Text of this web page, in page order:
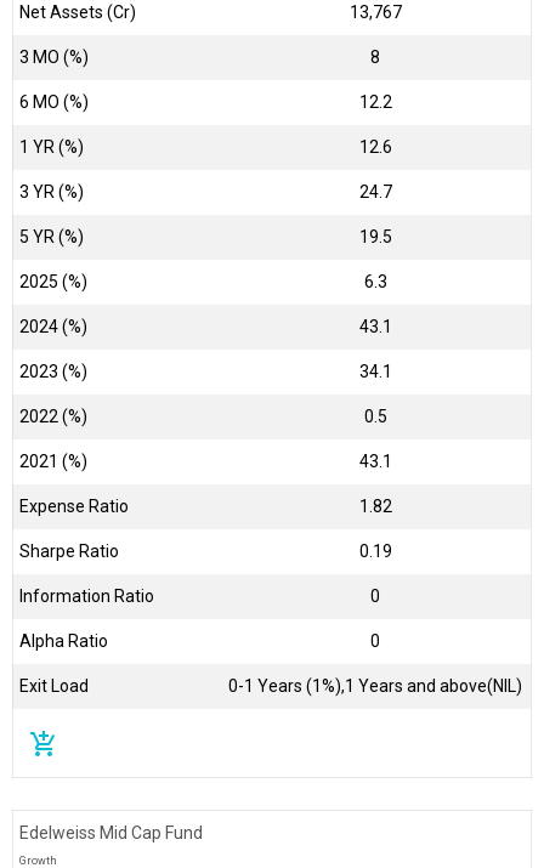
Net Assets (Cr) ₹13,767
3 MO (%) 8
6 MO (%) 12.2
1 YR (%) 12.6
3 YR (%) 24.7
5 YR (%) 19.5
2025 (%) 6.3
2024 (%) 43.1
2023 (%) 34.1
2022 (%) 0.5
2021 (%) 43.1
Expense Ratio 1.82
Sharpe Ratio 0.19
Information Ratio 0
Alpha Ratio 0
Exit Load 0-1 Years (1%),1 Years and above(NIL)
add_shopping_cart
Edelweiss Mid Cap Fund
Growth